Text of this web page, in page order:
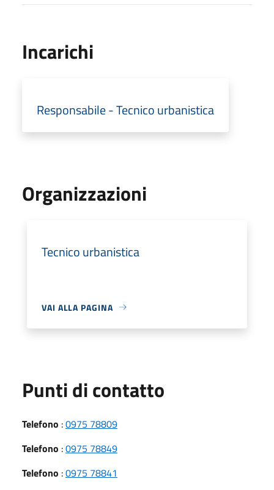
Incarichi
Responsabile - Tecnico urbanistica
Organizzazioni
Tecnico urbanistica
VAI ALLA PAGINA
Punti di contatto
Telefono :0975 78809
Telefono :0975 78849
Telefono :0975 78841